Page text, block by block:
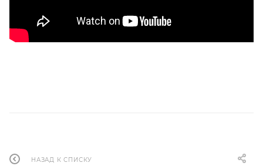
НАЗАД К СПИСКУ